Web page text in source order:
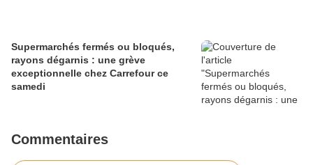
Supermarchés fermés ou bloqués,
rayons dégarnis : une grève
exceptionnelle chez Carrefour ce
samedi
Commentaires